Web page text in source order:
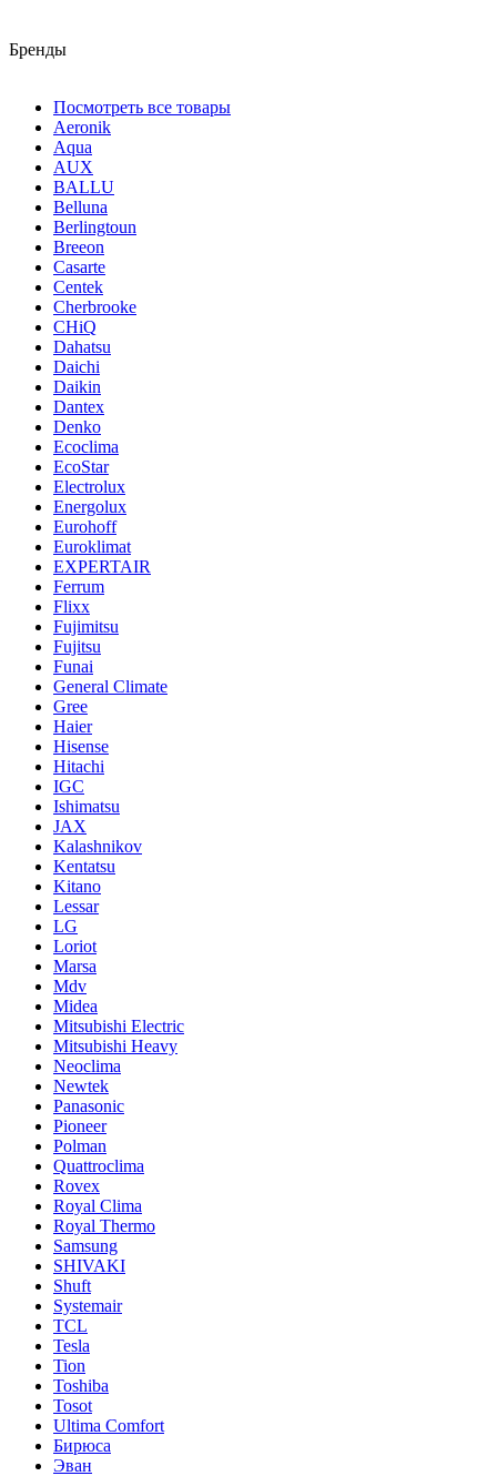
Бренды
Посмотреть все товары
Aeronik
Aqua
AUX
BALLU
Belluna
Berlingtoun
Breeon
Casarte
Centek
Cherbrooke
CHiQ
Dahatsu
Daichi
Daikin
Dantex
Denko
Ecoclima
EcoStar
Electrolux
Energolux
Eurohoff
Euroklimat
EXPERTAIR
Ferrum
Flixx
Fujimitsu
Fujitsu
Funai
General Climate
Gree
Haier
Hisense
Hitachi
IGC
Ishimatsu
JAX
Kalashnikov
Kentatsu
Kitano
Lessar
LG
Loriot
Marsa
Mdv
Midea
Mitsubishi Electric
Mitsubishi Heavy
Neoclima
Newtek
Panasonic
Pioneer
Polman
Quattroclima
Rovex
Royal Clima
Royal Thermo
Samsung
SHIVAKI
Shuft
Systemair
TCL
Tesla
Tion
Toshiba
Tosot
Ultima Comfort
Бирюса
Эван